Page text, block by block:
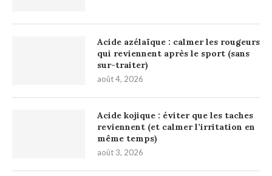
Acide azélaïque : calmer les rougeurs
qui reviennent après le sport (sans
sur-traiter)
août 4, 2026
Acide kojique : éviter que les taches
reviennent (et calmer l’irritation en
même temps)
août 3, 2026